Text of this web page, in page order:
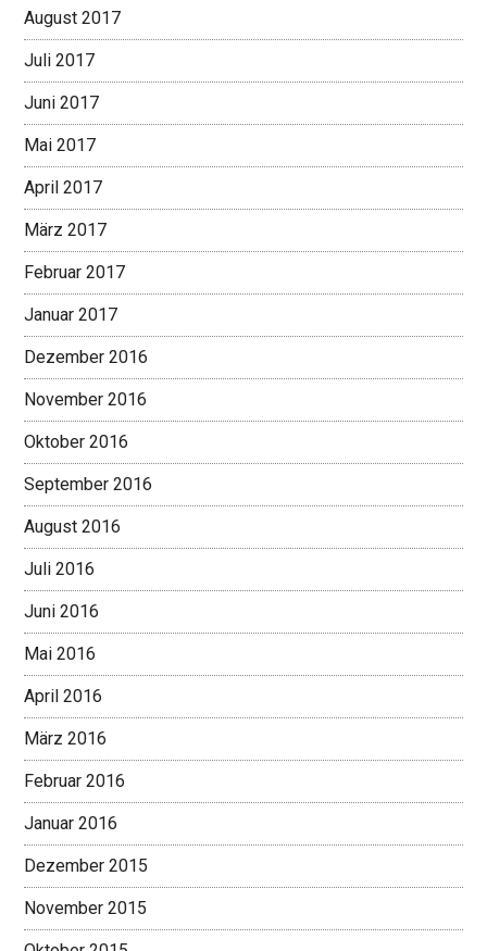
August 2017
Juli 2017
Juni 2017
Mai 2017
April 2017
März 2017
Februar 2017
Januar 2017
Dezember 2016
November 2016
Oktober 2016
September 2016
August 2016
Juli 2016
Juni 2016
Mai 2016
April 2016
März 2016
Februar 2016
Januar 2016
Dezember 2015
November 2015